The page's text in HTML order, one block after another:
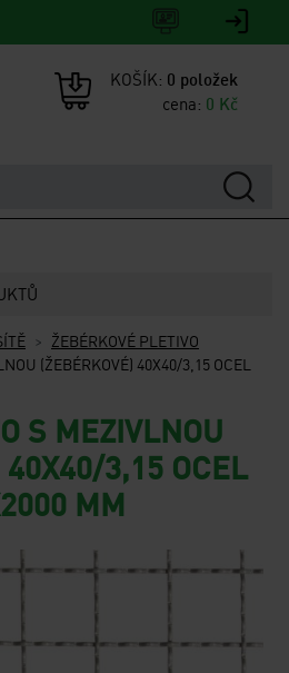
KOŠÍK: 0 položek
cena: 0 Kč
ŽEBÉRKOVÉ PLETIVO
(ŽEBÉRKOVÉ) 40X40/3,15 OCEL
S MEZIVLNOU
40X40/3,15 OCEL
MM